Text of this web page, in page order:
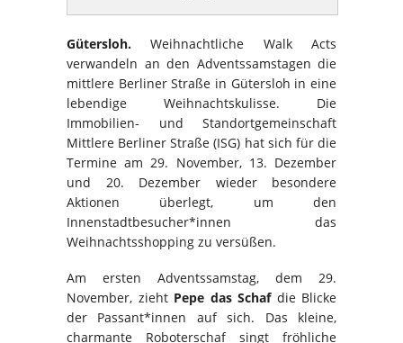
Gütersloh.Weihnachtliche Walk Acts
verwandeln an den Adventssamstagen die
mittlere Berliner Straße in Gütersloh in eine
lebendige Weihnachtskulisse. Die
Immobilien- und Standortgemeinschaft
Mittlere Berliner Straße (ISG) hat sich für die
Termine am 29. November, 13. Dezember
und 20. Dezember wieder besondere
Aktionen überlegt, um den
Innenstadtbesucher*innen das
Weihnachtsshopping zu versüßen.
Am ersten Adventssamstag, dem 29.
November, zieht Pepe das Schafdie Blicke
der Passant*innen auf sich. Das kleine,
charmante Roboterschaf singt fröhliche